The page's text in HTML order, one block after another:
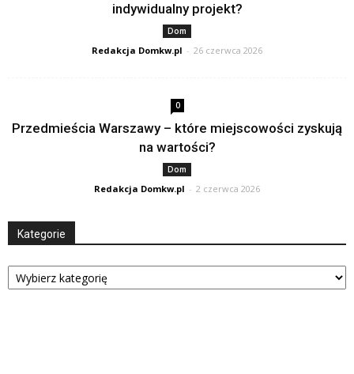
indywidualny projekt?
Dom
Redakcja Domkw.pl - 26 czerwca 2026
0
Przedmieścia Warszawy – które miejscowości zyskują
na wartości?
Dom
Redakcja Domkw.pl - 2 czerwca 2026
Kategorie
Kategorie